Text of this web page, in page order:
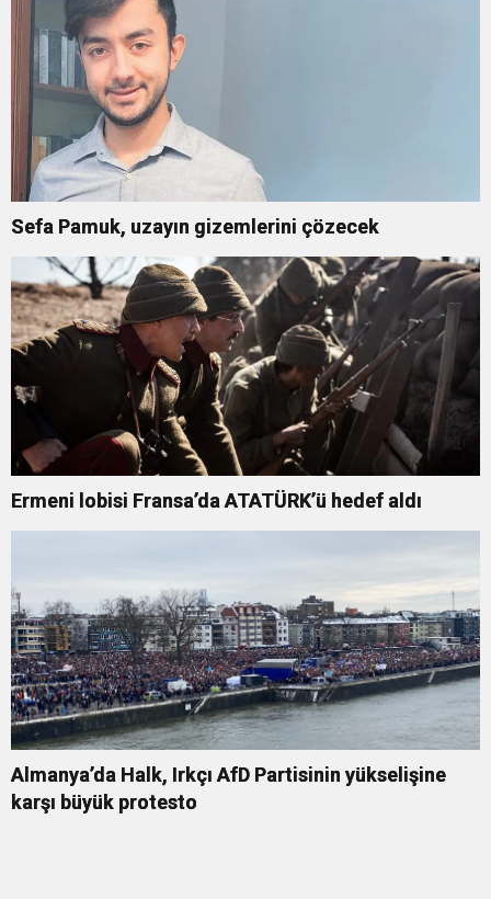
Sefa Pamuk, uzayın gizemlerini çözecek
Ermeni lobisi Fransa’da ATATÜRK’ü hedef aldı
Almanya’da Halk, Irkçı AfD Partisinin yükselişine
karşı büyük protesto